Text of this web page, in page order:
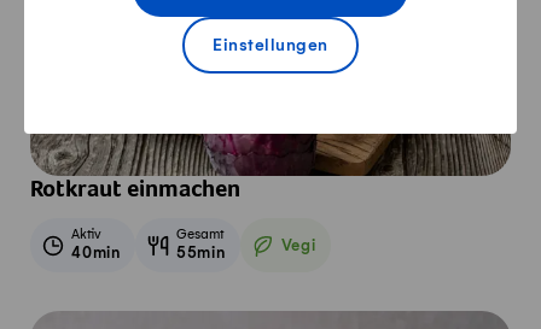
Einstellungen
Rotkraut einmachen
Aktiv
40min
Gesamt
55min Vegi
Vegetarisch